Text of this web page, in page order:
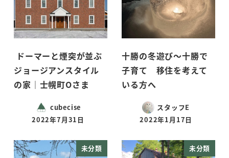
ドーマーと煙突が並ぶ
ジョージアンスタイル
の家｜士幌町Oさま
cubecise
投稿日
2022年7月31日
十勝の冬遊び～十勝で
子育て 移住を考えて
いる方へ
スタッフE
投稿日
2022年1月17日
未分類 未分類